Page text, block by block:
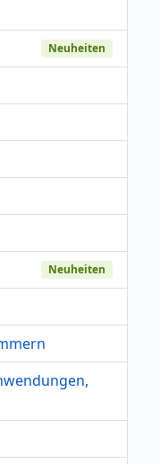
Neuheiten
Neuheiten